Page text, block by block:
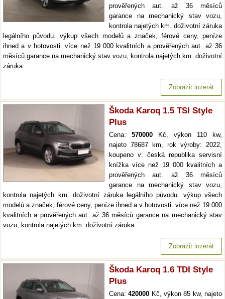
prověřených aut. až 36 měsíců
garance na mechanický stav vozu,
kontrola najetých km. doživotní záruka
legálního původu. výkup všech modelů a značek, férové ceny, peníze
ihned a v hotovosti. více než 19 000 kvalitních a prověřených aut. až 36
měsíců garance na mechanický stav vozu, kontrola najetých km. doživotní
záruka…
Zobrazit inzerát
Škoda Karoq 1.5 TSI Style
Plus
Cena: 570000 Kč, výkon 110 kw,
najeto 78687 km, rok výroby: 2022,
koupeno v: česká republika servisní
knížka více než 19 000 kvalitních a
prověřených aut. až 36 měsíců
garance na mechanický stav vozu,
kontrola najetých km. doživotní záruka legálního původu. výkup všech
modelů a značek, férové ceny, peníze ihned a v hotovosti. více než 19 000
kvalitních a prověřených aut. až 36 měsíců garance na mechanický stav
vozu, kontrola najetých km. doživotní záruka…
Zobrazit inzerát
Škoda Karoq 1.6 TDI Style
Plus
Cena:420000 Kč, výkon 85 kw, najeto